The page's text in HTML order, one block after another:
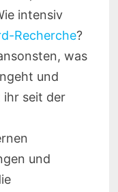
intensiv
Recherche?
was
und
ihr seit der
und